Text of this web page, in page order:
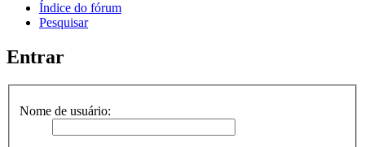
Índice do fórum
Pesquisar
Entrar
Nome de usuário: